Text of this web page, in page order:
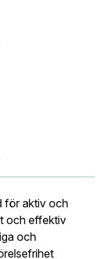
för aktiv och
och effektiv
och
kontot är
vi dig